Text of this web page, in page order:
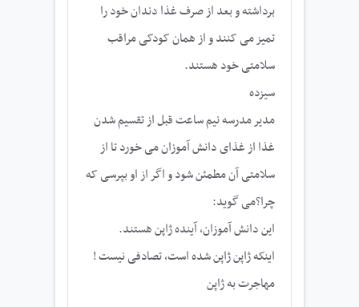
برداشته و بعد از صرف غذا دندان خود را
تمیز می کنند و از همان کودکی مراقب
سلامتی خود هستند.
سیزده
مدیر مدرسه نیم ساعت قبل از تقسیم شدن
غذا از غذای دانش آموزان می خورد تا از
سلامتی آن مطمئن شود و اگر از او بپرسی که
چرا؟می گوید:
این دانش آموزان، آینده ژاپن هستند.
اینکه ژاپن ژاپن شده است, تصادفی نیست !
مهاجرت به ژاپن